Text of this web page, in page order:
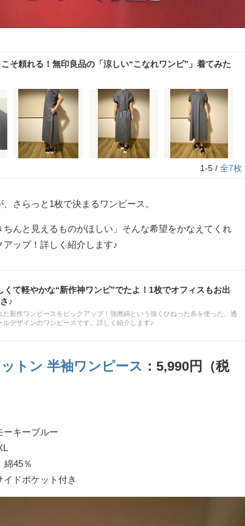
こそ頼れる！無印良品の「涼しい“こなれワンピ”」着てみた
1-5 / 全7枚
さらっと1枚で決まるワンピース。
ちんと見えるものがほしい」そんな希望をかなえてくれ
ップ！詳しく紹介します♪
くて軽やかな“新作神ワンピ”でたよ！1枚でオフィスもお出
♪
た新作ワンピースをピックアップ！強撚綿という強くひねった糸を使った、透
ルデザインのワンピースです。詳しく紹介します♪
トン 半袖ワンピース ：5,990円（税
ーキーブルー
綿45％
イドポケット付き